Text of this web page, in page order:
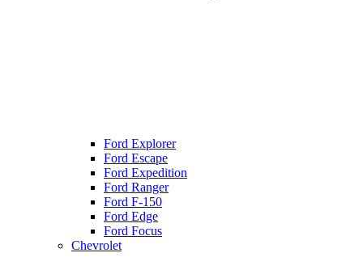
Ford Explorer
Ford Escape
Ford Expedition
Ford Ranger
Ford F-150
Ford Edge
Ford Focus
Chevrolet